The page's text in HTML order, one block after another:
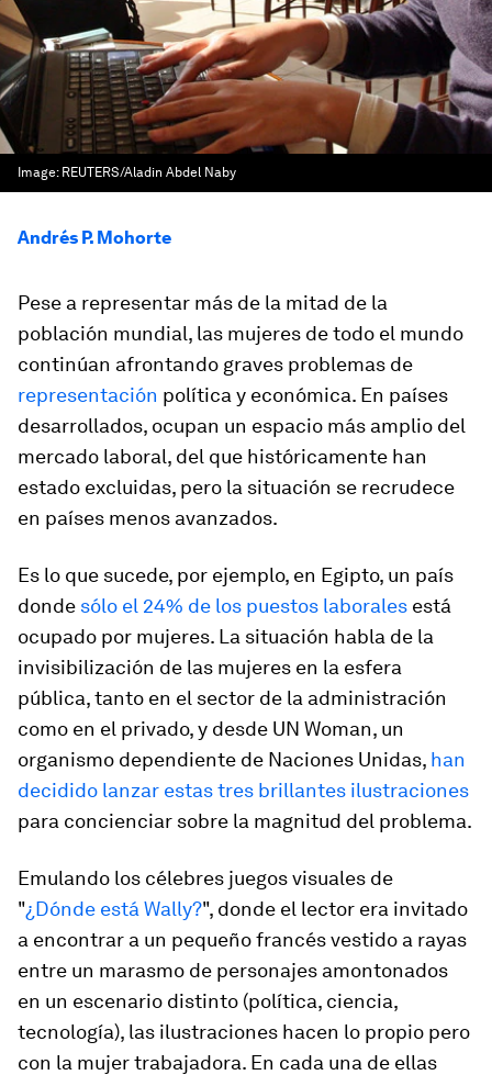
Image: REUTERS/Aladin Abdel Naby
Andrés P. Mohorte
Pese a representar más de la mitad de la
población mundial, las mujeres de todo el mundo
continúan afrontando graves problemas de
representación política y económica. En países
desarrollados, ocupan un espacio más amplio del
mercado laboral, del que históricamente han
estado excluidas, pero la situación se recrudece
en países menos avanzados.
Es lo que sucede, por ejemplo, en Egipto, un país
donde sólo el 24% de los puestos laborales está
ocupado por mujeres. La situación habla de la
invisibilización de las mujeres en la esfera
pública, tanto en el sector de la administración
como en el privado, y desde UN Woman, un
organismo dependiente de Naciones Unidas, han
decidido lanzar estas tres brillantes ilustraciones
para concienciar sobre la magnitud del problema.
Emulando los célebres juegos visuales de
"¿Dónde está Wally?", donde el lector era invitado
a encontrar a un pequeño francés vestido a rayas
entre un marasmo de personajes amontonados
en un escenario distinto (política, ciencia,
tecnología), las ilustraciones hacen lo propio pero
con la mujer trabajadora. En cada una de ellas